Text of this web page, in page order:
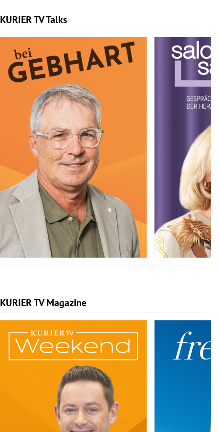
KURIER TV Talks
Slide 1 von 6
KURIER TV Magazine
Slide 1 von 5